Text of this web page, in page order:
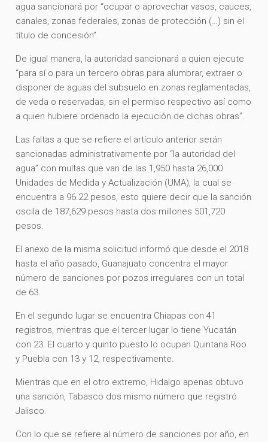
agua sancionará por “ocupar o aprovechar vasos, cauces,
canales, zonas federales, zonas de protección (…) sin el
título de concesión”.
De igual manera, la autoridad sancionará a quien ejecute
“para sí o para un tercero obras para alumbrar, extraer o
disponer de aguas del subsuelo en zonas reglamentadas,
de veda o reservadas, sin el permiso respectivo así como
a quien hubiere ordenado la ejecución de dichas obras”.
Las faltas a que se refiere el artículo anterior serán
sancionadas administrativamente por “la autoridad del
agua” con multas que van de las 1,950 hasta 26,000
Unidades de Medida y Actualización (UMA), la cual se
encuentra a 96.22 pesos, esto quiere decir que la sanción
oscila de 187,629 pesos hasta dos millones 501,720
pesos.
El anexo de la misma solicitud informó que desde el 2018
hasta el año pasado, Guanajuato concentra el mayor
número de sanciones por pozos irregulares con un total
de 63.
En el segundo lugar se encuentra Chiapas con 41
registros, mientras que el tercer lugar lo tiene Yucatán
con 23. El cuarto y quinto puesto lo ocupan Quintana Roo
y Puebla con 13 y 12, respectivamente.
Mientras que en el otro extremo, Hidalgo apenas obtuvo
una sanción, Tabasco dos mismo número que registró
Jalisco.
Con lo que se refiere al número de sanciones por año, en